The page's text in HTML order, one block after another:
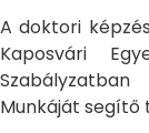
A doktori
Kaposvári
Munkáját segítő